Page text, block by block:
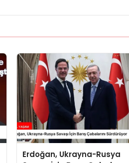
Erdoğan, Ukrayna-Rusya